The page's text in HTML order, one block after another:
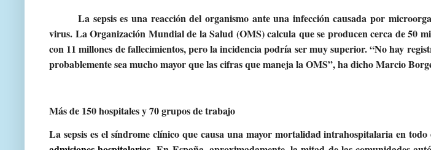
La sepsis es una reacción del organismo ante una infección causada por
virus. La Organización Mundial de la Salud (OMS) calcula que se producen cerca de 50
con 11 millones de fallecimientos, pero la incidencia podría ser muy superior. “No hay
probablemente sea mucho mayor que las cifras que maneja la OMS”, ha dicho Marcio
Más de 150 hospitales y 70 grupos de trabajo
La sepsis es el síndrome clínico que causa una mayor mortalidad intrahospitalaria en